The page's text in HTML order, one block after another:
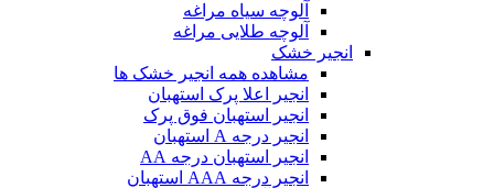
آلوچه سیاه مراغه
آلوچه طلایی مراغه
انجیر خشک
مشاهده همه انجیر خشک ها
انجیر اعلا پرک استهبان
انجیر استهبان فوق پرک
انجیر درجه A استهبان
انجیر استهبان درجه AA
انجیر درجه AAA استهبان